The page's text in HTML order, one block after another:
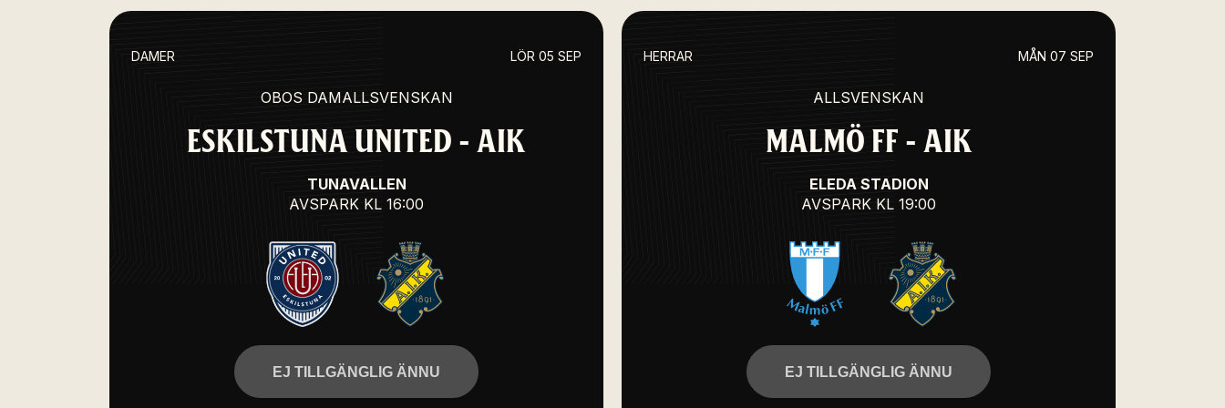
DAMER LÖR 05 SEP
OBOS DAMALLSVENSKAN
ESKILSTUNA UNITED - AIK
TUNAVALLEN
AVSPARK KL 16:00
EJ TILLGÄNGLIG ÄNNU
HERRAR MÅN 07 SEP
ALLSVENSKAN
MALMÖ FF - AIK
ELEDA STADION
AVSPARK KL 19:00
EJ TILLGÄNGLIG ÄNNU